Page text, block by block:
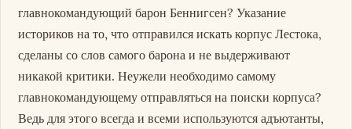
главнокомандующий барон Беннигсен? Указание
историков на то, что отправился искать корпус Лестока,
сделаны со слов самого барона и не выдерживают
никакой критики. Неужели необходимо самому
главнокомандующему отправляться на поиски корпуса?
Ведь для этого всегда и всеми используются адъютанты,